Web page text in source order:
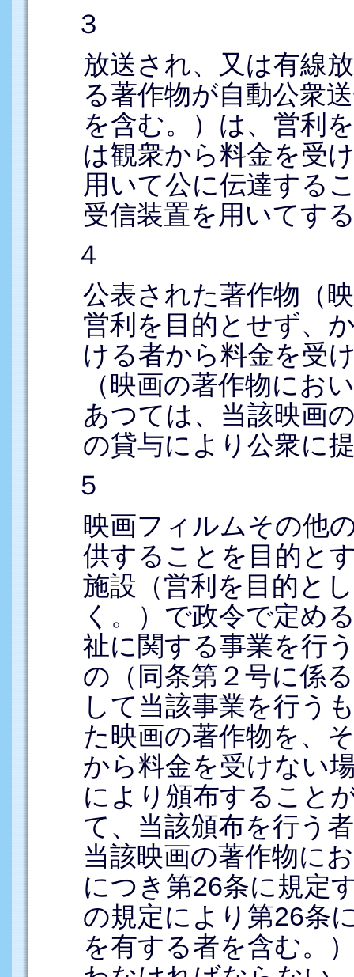
３
放送され、又は有線
る著作物が自動公衆
を含む。）は、営利
は観衆から料金を受
用いて公に伝達する
受信装置を用いてす
４
公表された著作物（
営利を目的とせず、
ける者から料金を受
（映画の著作物にお
あつては、当該映画
の貸与により公衆に
５
映画フィルムその他
供することを目的と
施設（営利を目的と
く。）で政令で定め
祉に関する事業を行
の（同条第２号に係
して当該事業を行う
た映画の著作物を、
から料金を受けない
により頒布すること
て、当該頒布を行う
当該映画の著作物に
につき第26条に規定
の規定により第26条
を有する者を含む。